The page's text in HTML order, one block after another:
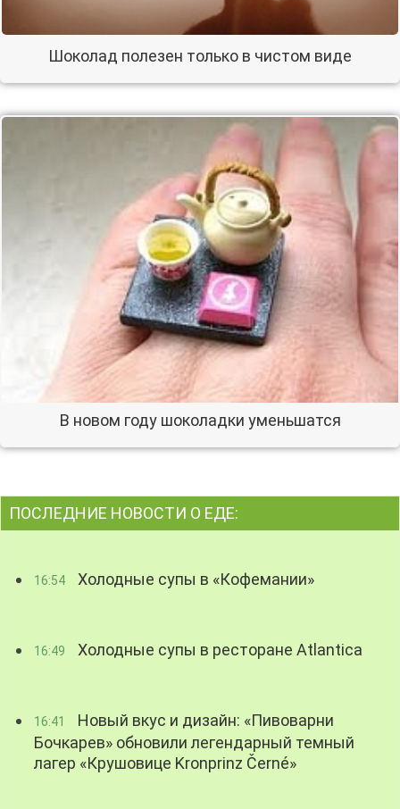
Шоколад полезен только в чистом виде
В новом году шоколадки уменьшатся
ПОСЛЕДНИЕ НОВОСТИ О ЕДЕ:
16:54 Холодные супы в «Кофемании»
16:49 Холодные супы в ресторане Atlantica
16:41
Новый вкус и дизайн: «Пивоварни
Бочкарев» обновили легендарный темный
лагер «Крушовице Kronprinz Černé»